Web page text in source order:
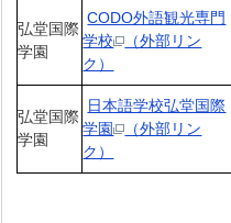
弘堂国際
学園
CODO外語観光専門
学校
（外部リン
ク）
弘堂国際
学園
日本語学校弘堂国際
学園
（外部リン
ク）